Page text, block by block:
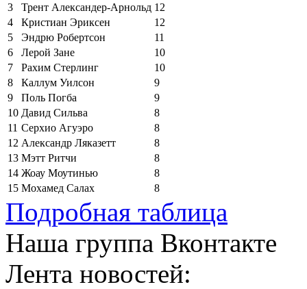
3
Трент Александер-Арнольд 12
4
Кристиан Эриксен
12
5
Эндрю Робертсон
11
6
Лерой Зане
10
7
Рахим Стерлинг
10
8
Каллум Уилсон
9
9
Поль Погба
9
10 Давид Сильва
8
11 Серхио Агуэро
8
12 Александр Ляказетт
8
13 Мэтт Ритчи
8
14 Жоау Моутинью
8
15 Мохамед Салах 8
Подробная таблица
Наша группа Вконтакте
Лента новостей: